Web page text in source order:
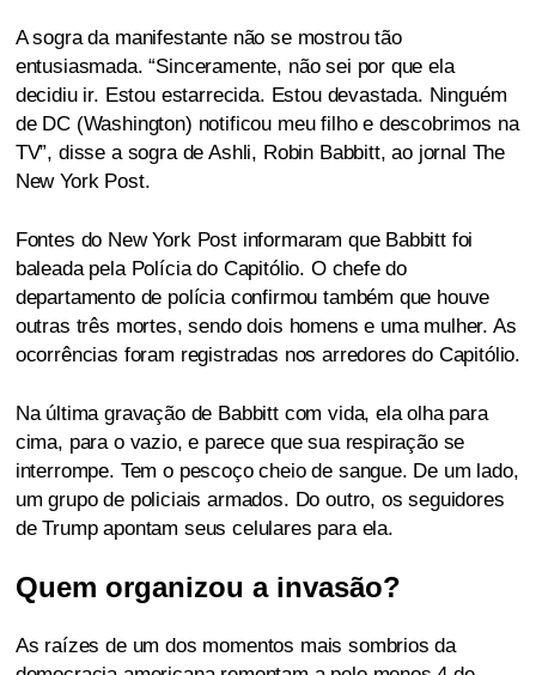
A sogra da manifestante não se mostrou tão
entusiasmada. “Sinceramente, não sei por que ela
decidiu ir. Estou estarrecida. Estou devastada. Ninguém
de DC (Washington) notificou meu filho e descobrimos na
TV”, disse a sogra de Ashli, Robin Babbitt, ao jornal The
New York Post.
Fontes do New York Post informaram que Babbitt foi
baleada pela Polícia do Capitólio. O chefe do
departamento de polícia confirmou também que houve
outras três mortes, sendo dois homens e uma mulher. As
ocorrências foram registradas nos arredores do Capitólio.
Na última gravação de Babbitt com vida, ela olha para
cima, para o vazio, e parece que sua respiração se
interrompe. Tem o pescoço cheio de sangue. De um lado,
um grupo de policiais armados. Do outro, os seguidores
de Trump apontam seus celulares para ela.
Quem organizou a invasão?
As raízes de um dos momentos mais sombrios da